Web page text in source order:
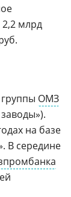
млрд
ОМЗ
на базе
В середине